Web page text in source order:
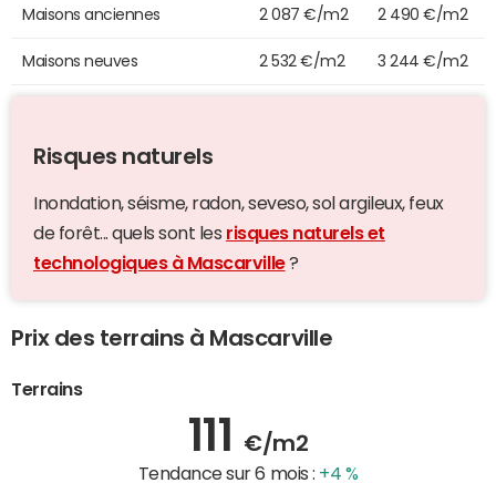
Maisons anciennes 2 087 €/m2 2 490 €/m2
Maisons neuves 2 532 €/m2 3 244 €/m2
Risques naturels
Inondation, séisme, radon, seveso, sol argileux, feux
de forêt... quels sont les risques naturels et
technologiques à Mascarville?
Prix des terrains à Mascarville
Terrains
111 €/m2
Tendance sur 6 mois : +4 %